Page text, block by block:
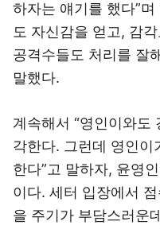
하자는 얘기를 했다”
도 자신감을 얻고, 감
공격수들도 처리를 잘
말했다.
계속해서 “영인이와도
각한다. 그런데 영인이
한다”고 말하자, 윤영
이다. 세터 입장에서
을 주기가 부담스러운